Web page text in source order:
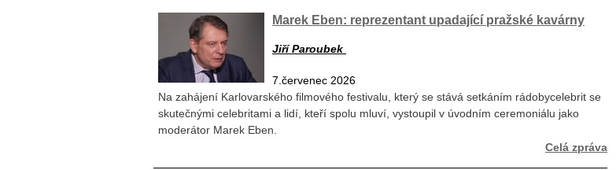
Marek Eben: reprezentant upadající pražské kavárny
Jiří Paroubek
7.červenec 2026
Na zahájení Karlovarského filmového festivalu, který se stává setkáním rádobycelebrit se
skutečnými celebritami a lidí, kteří spolu mluví, vystoupil v úvodním ceremoniálu jako
moderátor Marek Eben.
Celá zpráva